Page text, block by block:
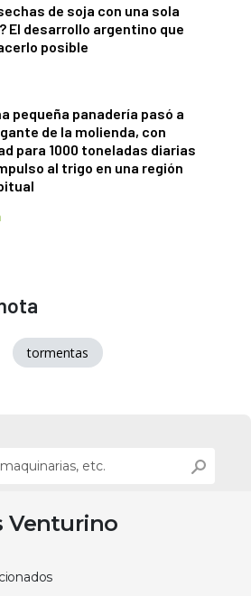
de soja con una sola
El desarrollo argentino que
posible
pequeña panadería pasó a
de la molienda, con
para 1000 toneladas diarias
al trigo en una región
tormentas
Venturino